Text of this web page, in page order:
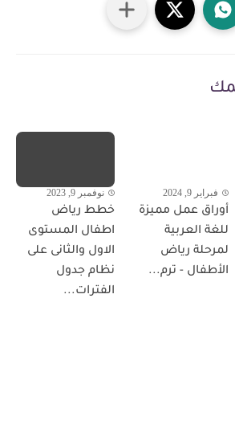
فبراير 9, 2024
أوراق عمل مميزة
للغة العربية
لمرحلة رياض
الأطفال - ترم...
نوفمبر 9, 2023
خطط رياض
اطفال المستوى
الاول والثانى على
نظام جدول
الفترات...